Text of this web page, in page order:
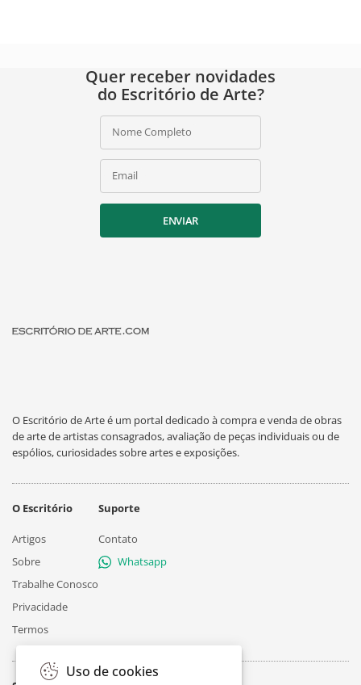
Quer receber novidades
do Escritório de Arte?
Nome Completo
Email
ENVIAR
O Escritório de Arte é um portal dedicado à compra e venda de obras
de arte de artistas consagrados, avaliação de peças individuais ou de
espólios, curiosidades sobre artes e exposições.
O Escritório
Artigos
Sobre
Trabalhe Conosco
Privacidade
Termos
Suporte
Contato
Whatsapp
Uso de cookies